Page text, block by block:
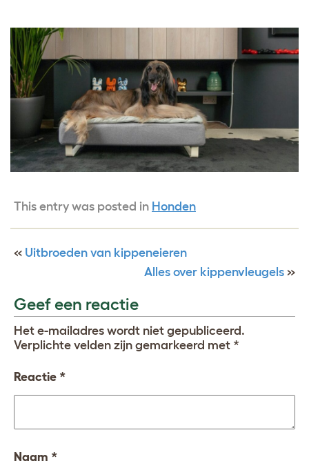
This entry was posted in Honden
« Uitbroeden van kippeneieren
Alles over kippenvleugels »
Geef een reactie
Het e-mailadres wordt niet gepubliceerd.
Verplichte velden zijn gemarkeerd met *
Reactie *
Naam *